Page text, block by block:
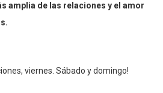
amplia de las relaciones y el amor
viernes. Sábado y domingo!